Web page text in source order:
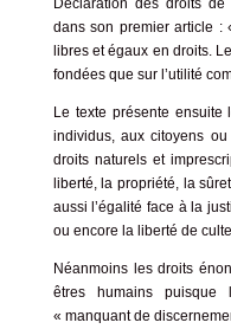
Déclaration des droits de
dans son premier article :
libres et égaux en droits.
fondées que sur l’utilité
Le texte présente ensuite
individus, aux citoyens
droits naturels et
liberté, la propriété, la
aussi l’égalité face à la
ou encore la liberté de
Néanmoins les droits
êtres humains
« manquant de